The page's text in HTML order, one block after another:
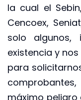
la cual el
Cencoex,
solo algunos,
existencia y
para
máximo